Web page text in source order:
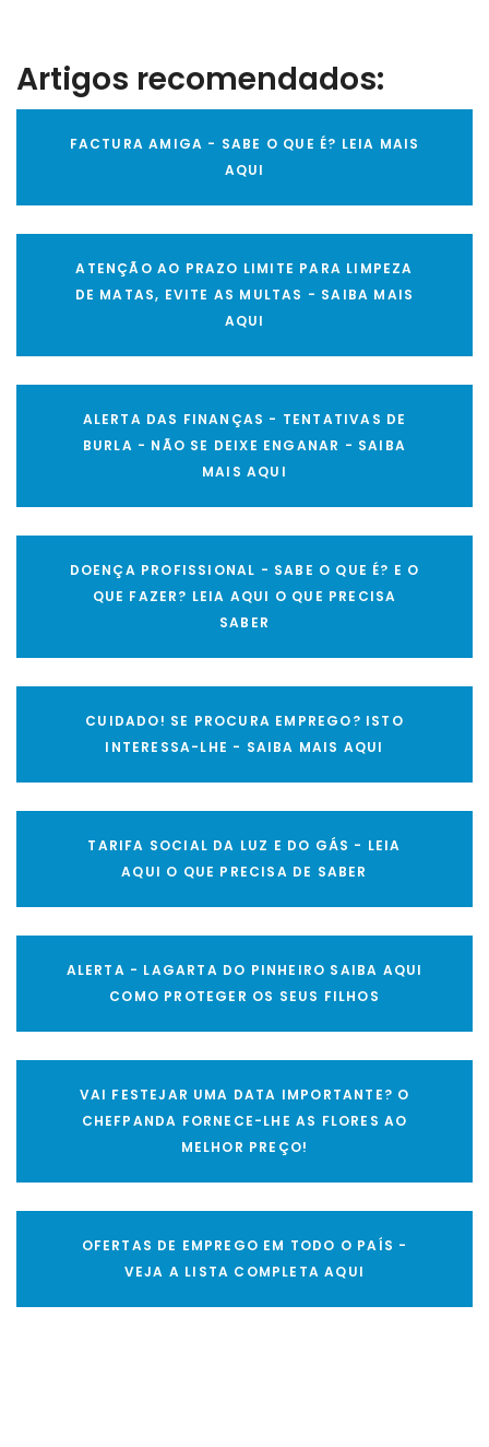
Artigos recomendados:
FACTURA AMIGA - SABE O QUE É? LEIA MAIS
AQUI
ATENÇÃO AO PRAZO LIMITE PARA LIMPEZA
DE MATAS, EVITE AS MULTAS - SAIBA MAIS
AQUI
ALERTA DAS FINANÇAS - TENTATIVAS DE
BURLA - NÃO SE DEIXE ENGANAR - SAIBA
MAIS AQUI
DOENÇA PROFISSIONAL - SABE O QUE É? E O
QUE FAZER? LEIA AQUI O QUE PRECISA
SABER
CUIDADO! SE PROCURA EMPREGO? ISTO
INTERESSA-LHE - SAIBA MAIS AQUI
TARIFA SOCIAL DA LUZ E DO GÁS - LEIA
AQUI O QUE PRECISA DE SABER
ALERTA - LAGARTA DO PINHEIRO SAIBA AQUI
COMO PROTEGER OS SEUS FILHOS
VAI FESTEJAR UMA DATA IMPORTANTE? O
CHEFPANDA FORNECE-LHE AS FLORES AO
MELHOR PREÇO!
OFERTAS DE EMPREGO EM TODO O PAÍS -
VEJA A LISTA COMPLETA AQUI